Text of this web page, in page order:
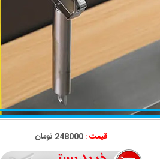
قیمت :248000 تومان